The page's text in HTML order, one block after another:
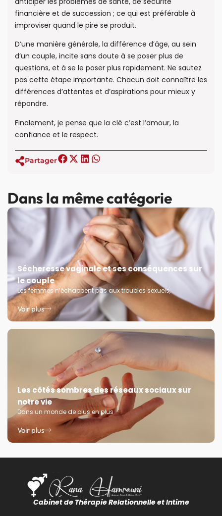
financière et de succession ; ce qui est préférable à
improviser quand le pire se produit.
D’une manière générale, la différence d’âge, au sein
d’un couple, incite sans doute à se poser plus de
questions, et à se le poser plus rapidement. Ne sautez
pas cette étape importante. Chacun doit connaître les
différences d’attentes et d’aspirations pour mieux y
répondre.
Finalement, je pense que la clé c’est l’amour, la
confiance et le respect.
Partager
Dans la même catégorie
Sécheresse vaginale et ses conséquences sur
le couple
Les femmes n’échappent pas aux troubles sexuels,
Voir plus
Les côtés sombres des réseaux sociaux sur
notre vie
Dans un monde de plus en plus
Voir plus
Cabinet de Thérapie Relationnelle et Intime